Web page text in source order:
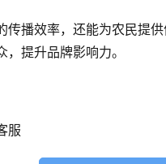
播效率，还能为农民提
提升品牌影响力。
服